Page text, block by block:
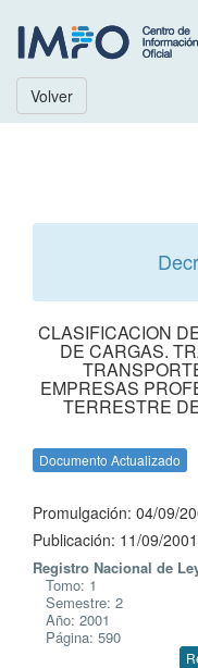
Volver
CLASIFICACION
DE CARGAS.
EMPRESAS
TERRESTRE
Documento Actualizado
Promulgación: 04/09/
Publicación: 11/09/2001
Registro Nacional de
Tomo: 1
Semestre: 2
Año: 2001
Página: 590